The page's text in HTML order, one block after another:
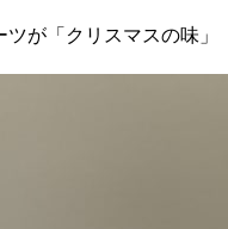
が「クリスマスの味」